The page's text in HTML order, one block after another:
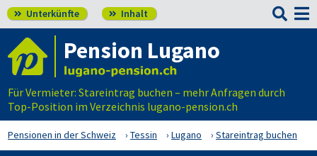
 Unterkünfte  Inhalt 
Pension Lugano
Für Vermieter: Stareintrag buchen – mehr Anfragen durch
Top-Position im Verzeichnis lugano-pension.ch
Pensionen in der Schweiz Tessin Lugano Stareintrag buchen